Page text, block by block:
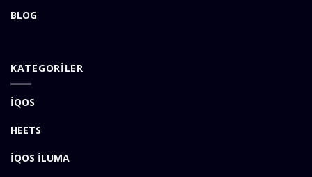
BLOG
KATEGORİLER
İQOS
HEETS
İQOS İLUMA